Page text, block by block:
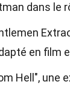
dans le
en film
Hell", une